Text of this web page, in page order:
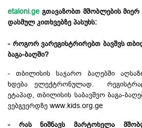
etaloni.ge გთავაზობთ მშობლების მიერ
დასმულ კითხვებზე პასუხს:
- როგორ ვარეგისტრირებთ ბავშვს
ბაგა-ბაღში?
- თბილისის საჯარო ბაღებში
ხდება ელექტრონულად.
ეტაპად, თბილისის საბავშვო ბაგა-
ვებგვერდზე www.kids.org.ge
- რას ნიშნავს მარტოხელა